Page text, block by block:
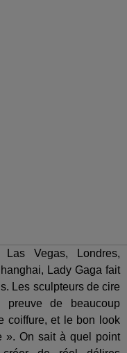
Vegas, Londres,
Lady Gaga fait
Les sculpteurs de cire
de beaucoup
coiffure, et le bon look
». On sait à quel point